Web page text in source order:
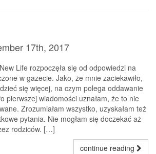
17th, 2017
Life rozpoczęła się od odpowiedzi na
w gazecie. Jako, że mnie zaciekawiło,
się więcej, na czym polega oddawanie
pierwszej wiadomości uznałam, że to nie
Zrozumiałam wszystko, uzyskałam też
pytania. Nie mogłam się doczekać aż
rodziców. […]
continue reading